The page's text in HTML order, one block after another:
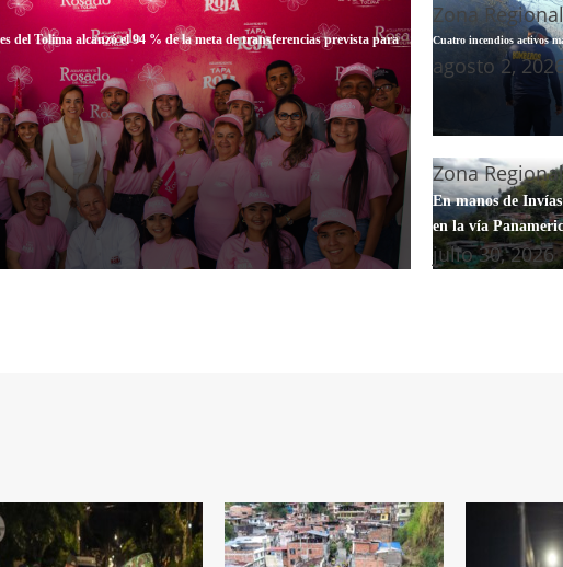
del Tolima alcanzó el 94 % de la meta de transferencias prevista para
Zona Regional
Cuatro incendios activos
agosto 2,
Zona Regional
En manos de
en la vía
julio 30, 2026